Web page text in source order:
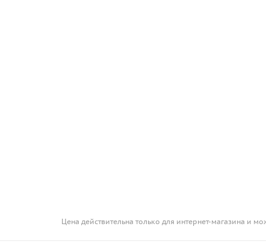
Цена действительна только для интернет-магазина и